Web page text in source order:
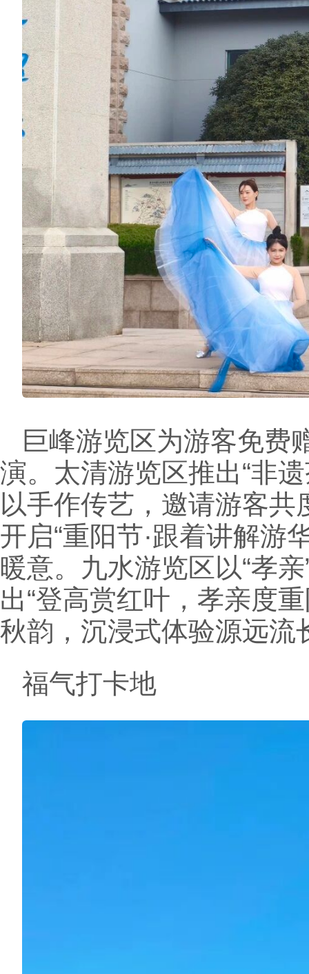
巨峰游览区为游客免费
演。太清游览区推出“非
以手作传艺，邀请游客
开启“重阳节·跟着讲解游
暖意。九水游览区以“孝
出“登高赏红叶，孝亲度
秋韵，沉浸式体验源远流
福气打卡地